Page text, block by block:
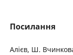
Посилання
Алієв, Ш.